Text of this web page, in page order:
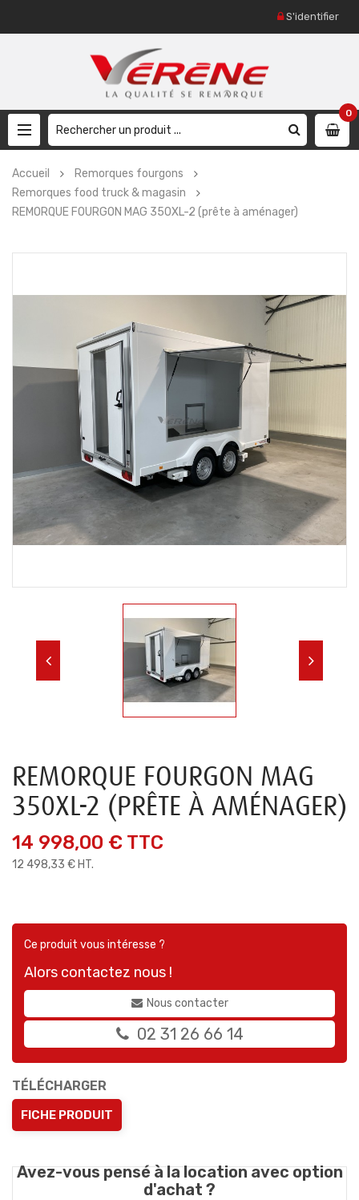
S'identifier
0
Accueil
Remorques fourgons
Remorques food truck & magasin
REMORQUE FOURGON MAG 350XL-2 (prête à aménager)
REMORQUE FOURGON MAG
350XL-2 (PRÊTE À AMÉNAGER)
14 998,00 € TTC
12 498,33 € HT.
Ce produit vous intéresse ?
Alors contactez nous !
Nous contacter
02 31 26 66 14
TÉLÉCHARGER
FICHE PRODUIT
Avez-vous pensé à la location avec option
d'achat ?